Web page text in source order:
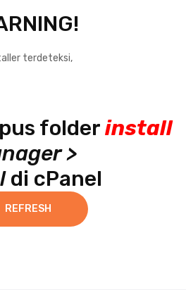
terdeteksi,
folderinstall
>
di cPanel
REFRESH